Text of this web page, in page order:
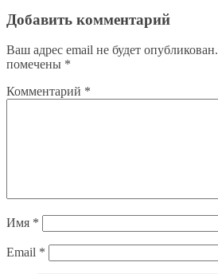
Добавить комментарий
Ваш адрес email не будет опубликован.
помечены *
Комментарий *
Имя *
Email *